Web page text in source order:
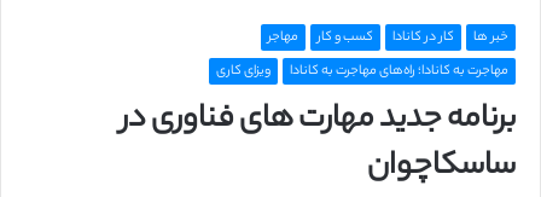
خبر ها کار در کانادا کسب و کار
مهاجر
مهاجرت به کانادا؛ راه‌های مهاجرت به کانادا
ویزای کاری
برنامه جدید مهارت های فناوری در
ساسکاچوان